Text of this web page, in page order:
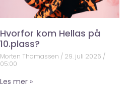
Hvorfor kom Hellas på
10.plass?
Morten Thomassen
29. juli 2026
05:00
Les mer »